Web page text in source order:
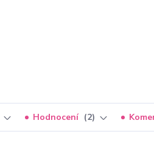
Hodnocení 2